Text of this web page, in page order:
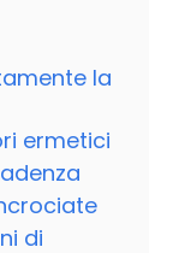
la
ermetici
di